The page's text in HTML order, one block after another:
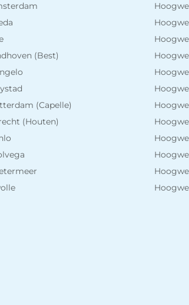
(Best)
(Capelle)
(Houten)